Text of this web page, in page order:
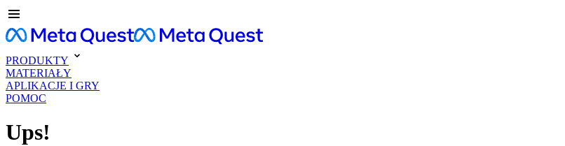
PRODUKTY
MATERIAŁY
APLIKACJE I GRY
POMOC
Ups!